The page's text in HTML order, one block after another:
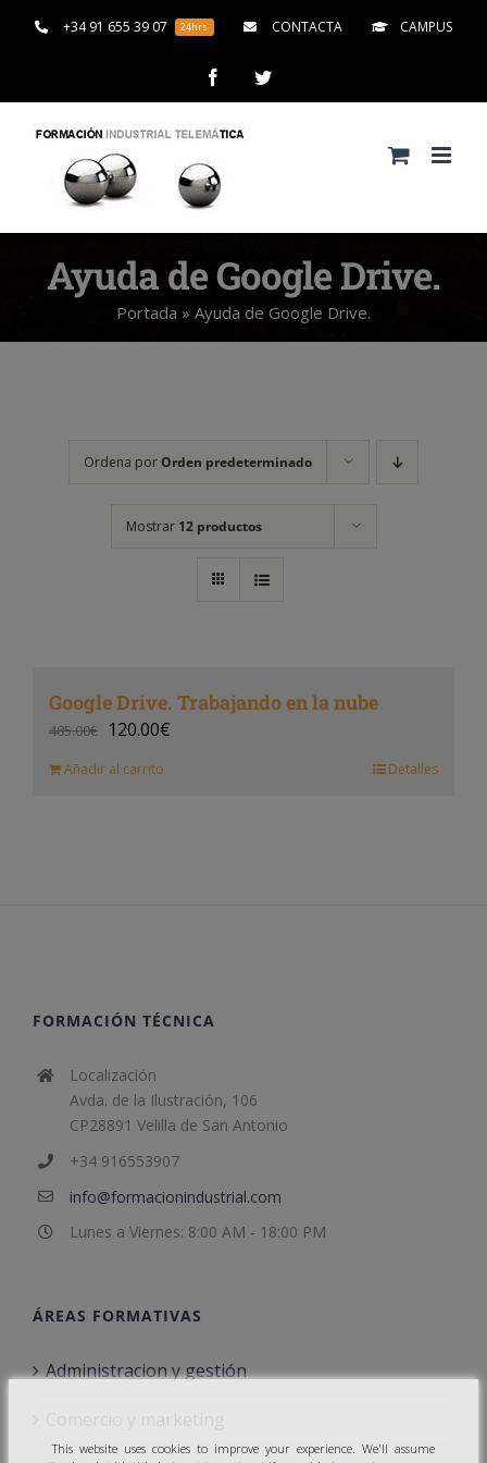
+34 91 655 39 07 24hrs CONTACTA CAMPUS
FacebookTwitter
Ayuda de Google Drive.
Portada » Ayuda de Google Drive.
Ordena porOrden predeterminado
Mostrar 12 productos
Google Drive. Trabajando en la nube
485.00€ 120.00€
Añadir al carrito Detalles
FORMACIÓN TÉCNICA
Localización
Avda. de la Ilustración, 106
CP28891 Velilla de San Antonio
+34 916553907
info@formacionindustrial.com
Lunes a Viernes: 8:00 AM - 18:00 PM
ÁREAS FORMATIVAS
Administracion y gestión
This website uses cookies to improve your experience. We'll assume